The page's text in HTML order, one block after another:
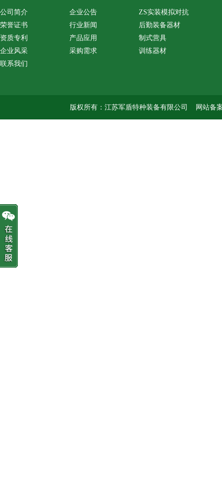
公司简介
荣誉证书
资质专利
企业风采
联系我们
企业公告
行业新闻
产品应用
采购需求
ZS实装模拟对抗
后勤装备器材
制式营具
训练器材
版权所有：江苏军盾特种装备有限公司 网站备